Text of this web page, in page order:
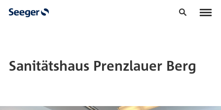
Sanitätshaus Prenzlauer Berg